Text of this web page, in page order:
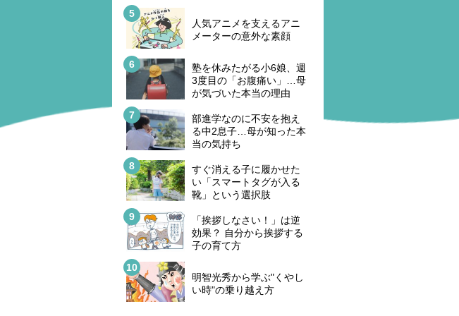
人気アニメを支えるアニ
メーターの意外な素顔
塾を休みたがる小6娘、週
3度目の「お腹痛い」…母
が気づいた本当の理由
部進学なのに不安を抱え
る中2息子…母が知った本
当の気持ち
すぐ消える子に履かせた
い「スマートタグが入る
靴」という選択肢
「挨拶しなさい！」は逆
効果？ 自分から挨拶する
子の育て方
明智光秀から学ぶ"くやし
い時"の乗り越え方